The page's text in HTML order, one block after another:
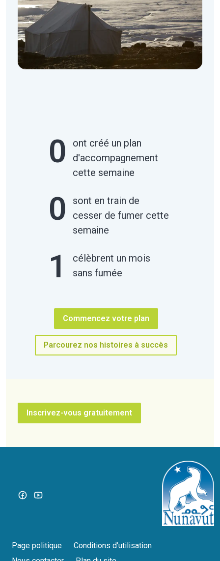
0
ont créé un plan
d'accompagnement
cette semaine
0
sont en train de
cesser de fumer cette
semaine
1
célèbrent un mois
sans fumée
Commencez votre plan
Parcourez nos histoires à succès
Inscrivez-vous gratuitement
Page politique
Conditions d’utilisation